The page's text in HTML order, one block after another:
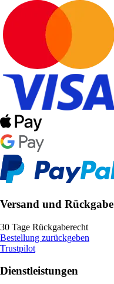
Versand und Rückgabe
30 Tage Rückgaberecht
Bestellung zurückgeben
Trustpilot
Dienstleistungen